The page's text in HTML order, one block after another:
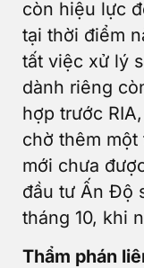
còn hiệu lực
tại thời điểm
tất việc xử lý
dành riêng
hợp trước
chờ thêm
mới chưa
đầu tư Ấn Độ
tháng 10, khi
Thẩm phán